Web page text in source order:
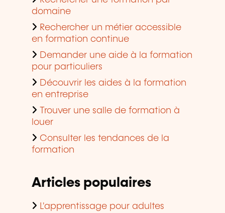
domaine
Rechercher un métier accessible
en formation continue
Demander une aide à la formation
pour particuliers
Découvrir les aides à la formation
en entreprise
Trouver une salle de formation à
louer
Consulter les tendances de la
formation
Articles populaires
L'apprentissage pour adultes